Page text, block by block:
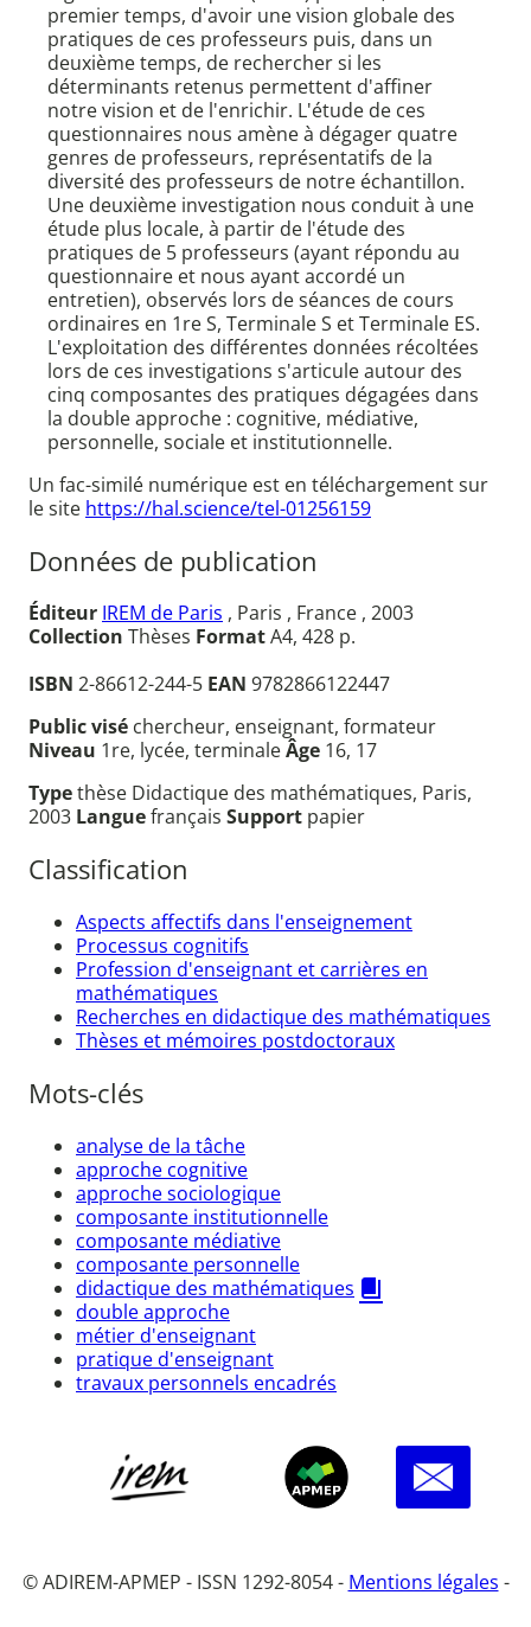
premier temps, d'avoir une vision globale des
pratiques de ces professeurs puis, dans un
deuxième temps, de rechercher si les
déterminants retenus permettent d'affiner
notre vision et de l'enrichir. L'étude de ces
questionnaires nous amène à dégager quatre
genres de professeurs, représentatifs de la
diversité des professeurs de notre échantillon.
Une deuxième investigation nous conduit à une
étude plus locale, à partir de l'étude des
pratiques de 5 professeurs (ayant répondu au
questionnaire et nous ayant accordé un
entretien), observés lors de séances de cours
ordinaires en 1re S, Terminale S et Terminale ES.
L'exploitation des différentes données récoltées
lors de ces investigations s'articule autour des
cinq composantes des pratiques dégagées dans
la double approche : cognitive, médiative,
personnelle, sociale et institutionnelle.
Un fac-similé numérique est en téléchargement sur
le site https://hal.science/tel-01256159
Données de publication
Éditeur IREM de Paris , Paris , France , 2003
Collection Thèses FormatA4, 428 p.
ISBN 2-86612-244-5 EAN 9782866122447
Public visé chercheur, enseignant, formateur
Niveau 1re, lycée, terminaleÂge 16, 17
Typethèse Didactique des mathématiques, Paris,
2003 Languefrançais Support papier
Classification
Aspects affectifs dans l'enseignement
Processus cognitifs
Profession d'enseignant et carrières en
mathématiques
Recherches en didactique des mathématiques
Thèses et mémoires postdoctoraux
Mots-clés
analyse de la tâche
approche cognitive
approche sociologique
composante institutionnelle
composante médiative
composante personnelle
didactique des mathématiques
double approche
métier d'enseignant
pratique d'enseignant
travaux personnels encadrés
© ADIREM-APMEP - ISSN 1292-8054 - Mentions légales -